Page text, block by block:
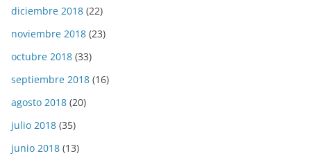
diciembre 2018 (22)
noviembre 2018 (23)
octubre 2018 (33)
septiembre 2018 (16)
agosto 2018 (20)
julio 2018 (35)
junio 2018 (13)